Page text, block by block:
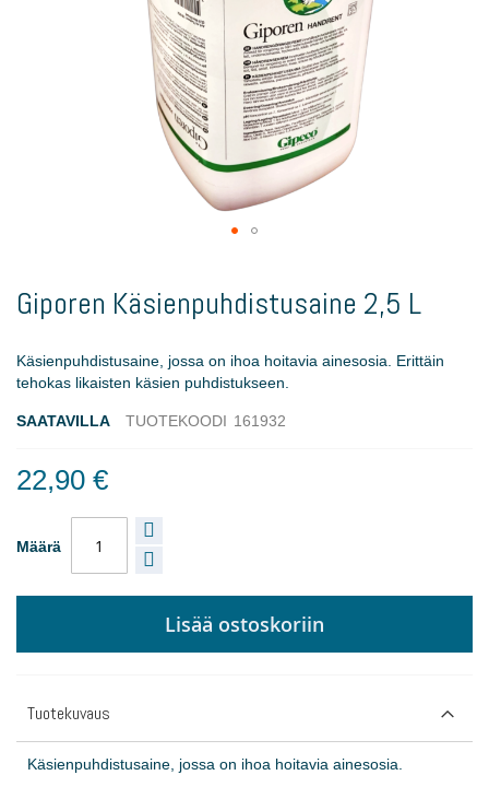
the
beginning
the
images
Giporen Käsienpuhdistusaine 2,5 L
Käsienpuhdistusaine, jossa on ihoa hoitavia ainesosia. Erittäin
tehokas likaisten käsien puhdistukseen.
SAATAVILLA TUOTEKOODI 161932
22,90 €
Määrä
Lisää ostoskoriin
Tuotekuvaus
Käsienpuhdistusaine, jossa on ihoa hoitavia ainesosia.